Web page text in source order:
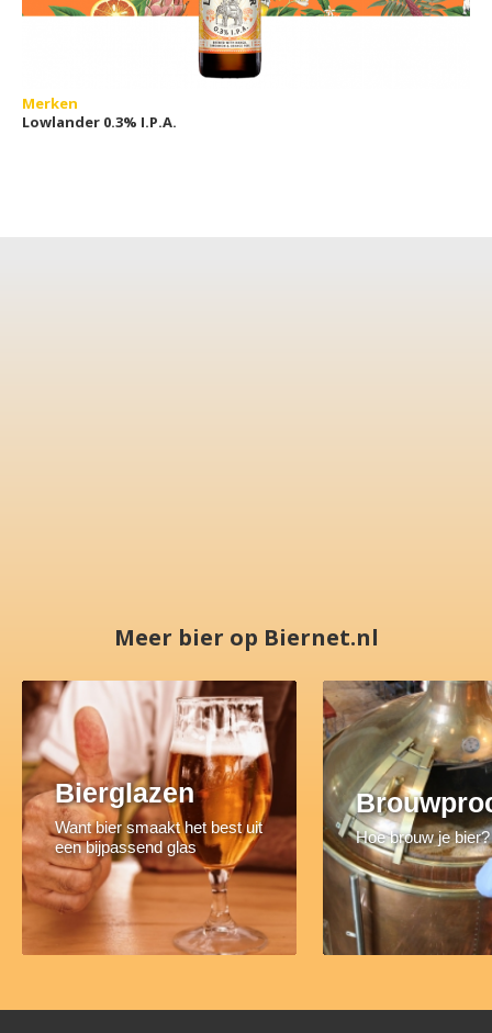
Merken
Lowlander 0.3% I.P.A.
Meer bier op Biernet.nl
Bierglazen
Want bier smaakt het best uit
een bijpassend glas
Hoe brouw je bier?